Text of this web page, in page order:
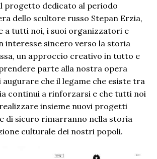
progetto dedicato al periodo
dello scultore russo Stepan Erzia,
a tutti noi, i suoi organizzatori e
interesse sincero verso la storia
un approccio creativo in tutto e
parte alla nostra opera
augurare che il legame che esiste tra
continui a rinforzarsi e che tutti noi
insieme nuovi progetti
di sicuro rimarranno nella storia
culturale dei nostri popoli.